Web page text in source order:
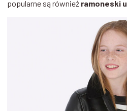
popularne są również ramoneski